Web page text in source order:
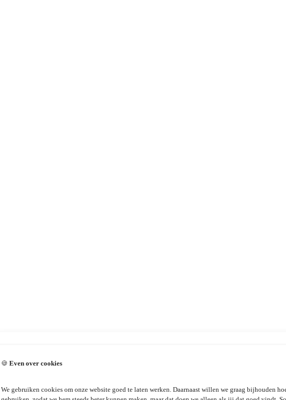
🍪 Even over cookies
We gebruiken cookies om onze website goed te laten werken. Daarnaast willen we graag bijhouden